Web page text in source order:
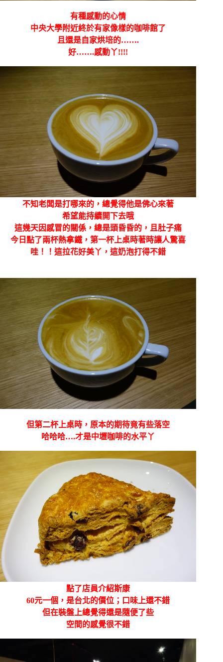
有種感動的心情
中央大學附近終於有家像樣的咖啡館了
且還是自家烘培的…….
好…….感動丫!!!!
不知老闆是打哪來的，總覺得他是佛心來著
希望能持續開下去哦
這幾天因感冒的關係，總是頭昏昏的，且肚子痛
今日點了兩杯熱拿鐵，第一杯上桌時著時讓人驚喜
哇！！這拉花好美丫，這奶泡打得不錯
但第二杯上桌時，原本的期待竟有些落空
哈哈哈….才是中壢咖啡的水平丫
點了店員介紹斯康
60元一個，是台北的價位；口味上還不錯
但在裝盤上總覺得還是隨便了些
空間的感覺很不錯